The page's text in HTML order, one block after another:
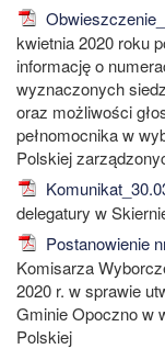
kwietnia 2020 roku
informację o
wyznaczonych
oraz możliwości
pełnomocnika w
Polskiej
delegatury w
Postanowienie
Komisarza
2020 r. w sprawie
Gminie Opoczno w
Polskiej